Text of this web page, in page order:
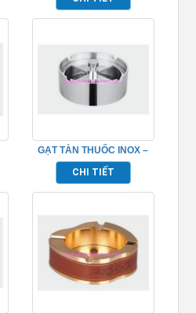
GẠT TÀN THUỐC INOX –
TPK10603
CHI TIẾT